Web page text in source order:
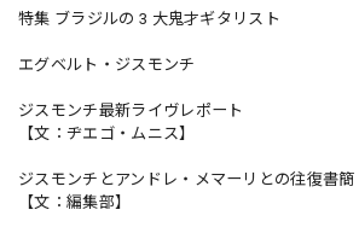
特集 ブラジルの 3 大鬼才ギタリスト
エグベルト・ジスモンチ
ジスモンチ最新ライヴレポート
【文：ヂエゴ・ムニス】
ジスモンチとアンドレ・メマーリとの往復書簡
【文：編集部】